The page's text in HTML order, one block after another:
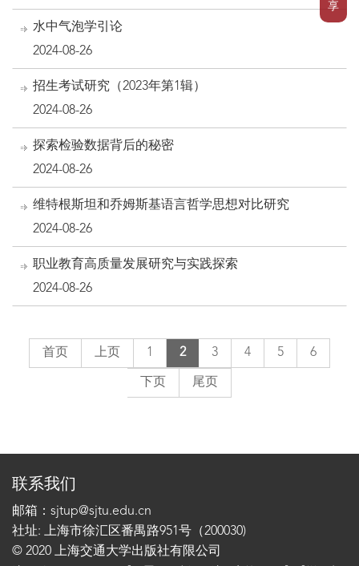
享
水中气泡学引论
2024-08-26
招生考试研究（2023年第1辑）
2024-08-26
探索检验数据背后的秘密
2024-08-26
维特根斯坦和乔姆斯基语言哲学思想对比研究
2024-08-26
职业教育高质量发展研究与实践探索
2024-08-26
首页 上页 1 2 3 4 5 6
下页 尾页
联系我们
邮箱：sjtup@sjtu.edu.cn
社址: 上海市徐汇区番禺路951号（200030)
© 2020 上海交通大学出版社有限公司